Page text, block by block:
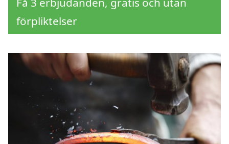
förpliktelser